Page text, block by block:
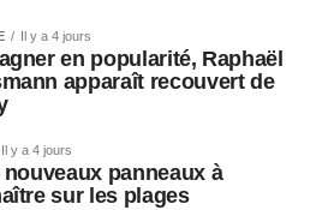
Il y a 4 jours
en popularité, Raphaël
apparaît recouvert de
Il y a 4 jours
nouveaux panneaux à
sur les plages